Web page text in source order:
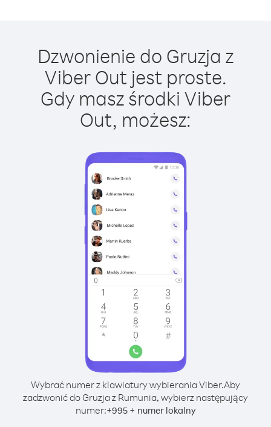
Dzwonienie do Gruzja z
Viber Out jest proste.
Gdy masz środki Viber
Out, możesz:
Wybrać numer z klawiatury wybierania Viber.Aby
zadzwonić do Gruzja z Rumunia, wybierz następujący
numer:+995+ numer lokalny